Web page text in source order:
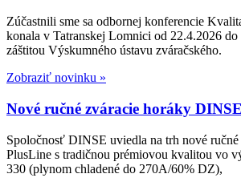
Zúčastnili sme sa odbornej konferencie
konala v Tatranskej Lomnici od 22.4.2026
záštitou Výskumného ústavu zváračského.
Zobraziť novinku »
Nové ručné zváracie horáky
Spoločnosť DINSE uviedla na trh nové ručné
PlusLine s tradičnou prémiovou kvalitou vo
330 (plynom chladené do 270A/60% DZ),